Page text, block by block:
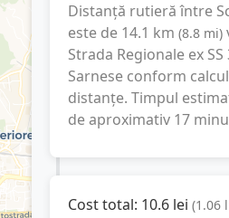
Distanță rutieră între
este de 14.1 km (8.8 mi)
Strada Regionale ex
Sarneseconform
distanțe. Timpul
de aproximativ 17
Cost total: 10.6 lei (1.06